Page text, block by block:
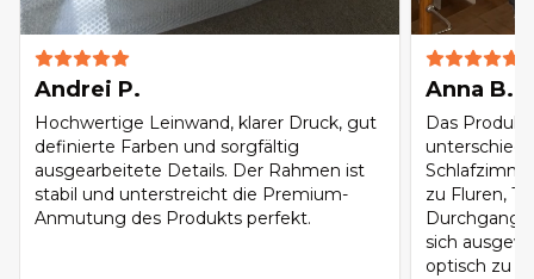
Andrei P.
Hochwertige Leinwand, klarer Druck, gut
definierte Farben und sorgfältig
ausgearbeitete Details. Der Rahmen ist
stabil und unterstreicht die Premium-
Anmutung des Produkts perfekt.
Anna B.
Das
zu Fluren,
sich
optisch zu